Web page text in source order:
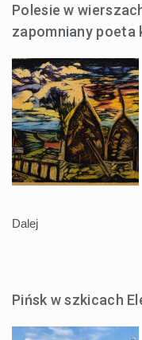
Polesie w
zapomniany poeta
Dalej
Pińsk w szkicach